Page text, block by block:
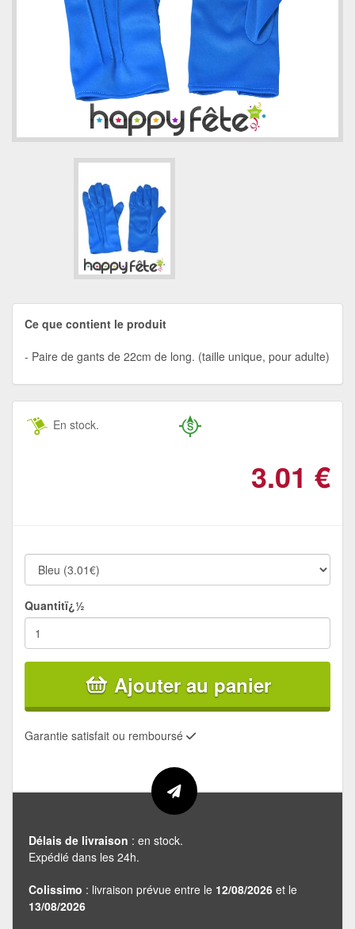
Ce que contient le produit
Paire de gants de 22cm de long. (taille unique, pour adulte)
En stock.
3.01 €
Quantitï¿½
Ajouter au panier
Garantie satisfait ou remboursé
Délais de livraison : en stock.
Expédié dans les 24h.
Colissimo : livraison prévue entre le 12/08/2026 et le
13/08/2026